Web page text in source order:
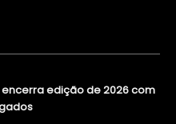
encerra edição de 2026 com